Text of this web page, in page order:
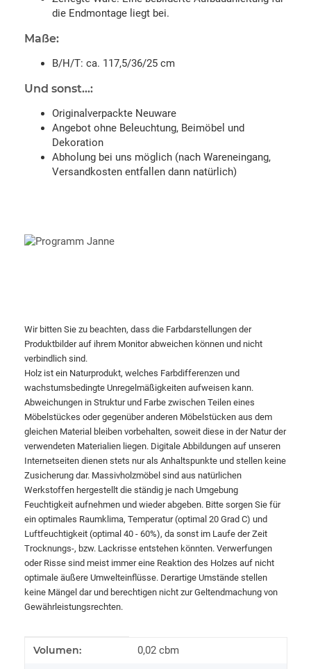
die Endmontage liegt bei.
Maße:
B/H/T: ca. 117,5/36/25 cm
Und sonst...:
Originalverpackte Neuware
Angebot ohne Beleuchtung, Beimöbel und
Dekoration
Abholung bei uns möglich (nach Wareneingang,
Versandkosten entfallen dann natürlich)
Wir bitten Sie zu beachten, dass die Farbdarstellungen der
Produktbilder auf ihrem Monitor abweichen können und nicht
verbindlich sind.
Holz ist ein Naturprodukt, welches Farbdifferenzen und
wachstumsbedingte Unregelmäßigkeiten aufweisen kann.
Abweichungen in Struktur und Farbe zwischen Teilen eines
Möbelstückes oder gegenüber anderen Möbelstücken aus dem
gleichen Material bleiben vorbehalten, soweit diese in der Natur der
verwendeten Materialien liegen. Digitale Abbildungen auf unseren
Internetseiten dienen stets nur als Anhaltspunkte und stellen keine
Zusicherung dar. Massivholzmöbel sind aus natürlichen
Werkstoffen hergestellt die ständig je nach Umgebung
Feuchtigkeit aufnehmen und wieder abgeben. Bitte sorgen Sie für
ein optimales Raumklima, Temperatur (optimal 20 Grad C) und
Luftfeuchtigkeit (optimal 40 - 60%), da sonst im Laufe der Zeit
Trocknungs-, bzw. Lackrisse entstehen könnten. Verwerfungen
oder Risse sind meist immer eine Reaktion des Holzes auf nicht
optimale äußere Umwelteinflüsse. Derartige Umstände stellen
keine Mängel dar und berechtigen nicht zur Geltendmachung von
Gewährleistungsrechten.
Produkteigenschaft
Wert
Volumen: 0,02 cbm